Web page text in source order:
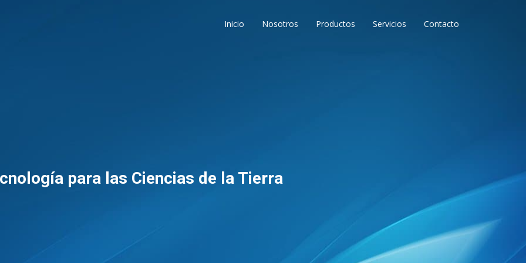
Inicio Nosotros Productos Servicios Contacto
para las Ciencias de la Tierra